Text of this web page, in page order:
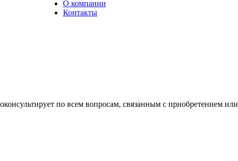
О компании
Контакты
по всем вопросам, связанным с приобретением или